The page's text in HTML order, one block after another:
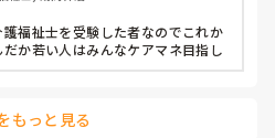
れから資格取得を試みていられ
すか？
福祉士を受験した者なのでこれか
か若い人はみんなケアマネ目指し
たいかって人それぞれですね。
もっと見る